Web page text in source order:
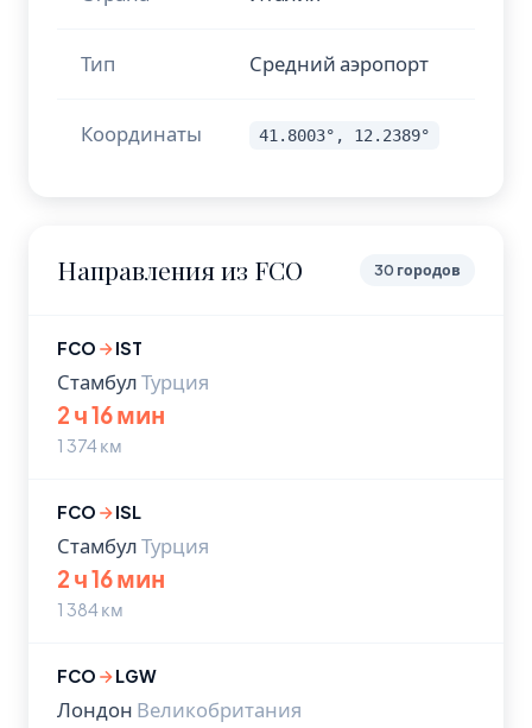
Тип Средний аэропорт
Координаты 41.8003°, 12.2389°
Направления из FCO 30 городов
FCO IST
СтамбулТурция
2 ч 16 мин
1 374 км
FCO ISL
СтамбулТурция
2 ч 16 мин
1 384 км
FCO LGW
Лондон Великобритания